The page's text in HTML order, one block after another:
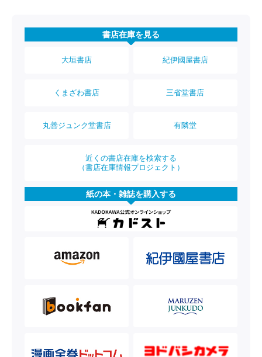
書店在庫を見る
大垣書店 紀伊國屋書店
くまざわ書店 三省堂書店
丸善ジュンク堂書店 有隣堂
近くの書店在庫を検索する
（書店在庫情報プロジェクト）
紙の本・雑誌を購入する